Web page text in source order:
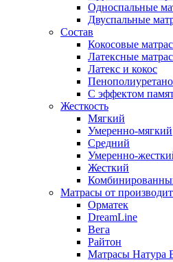
Односпальные
Двуспальные
Состав
Кокосовые
Латексные
Латекс и кокос
С эффектом
Жесткость
Мягкий
Умеренно-мягкий
Средний
Умеренно-
Жесткий
Матрасы от
Орматек
DreamLine
Вега
Райтон
Матрасы Натура